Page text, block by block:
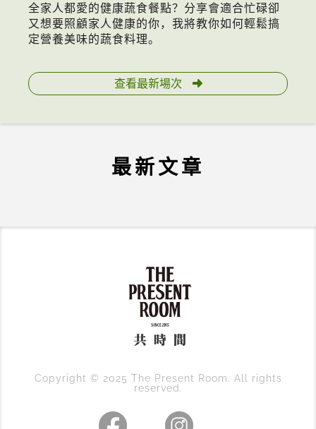
全家人都愛的健康蔬食餐點？分享會適合忙碌卻
又想要照顧家人健康的你，我將教你如何輕鬆搞
定營養美味的蔬食料理。
查看最新場次
最新文章
Copyright © 2025 The Present Room. All rights
reserved.